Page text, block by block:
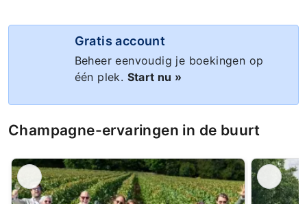
Gratis account
Beheer eenvoudig je boekingen op
één plek. Start nu »
Champagne-ervaringen in de buurt